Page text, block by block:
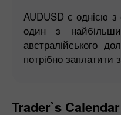
AUDUSD є однією
один з
австралійського
потрібно заплатити
Trader`s Calendar